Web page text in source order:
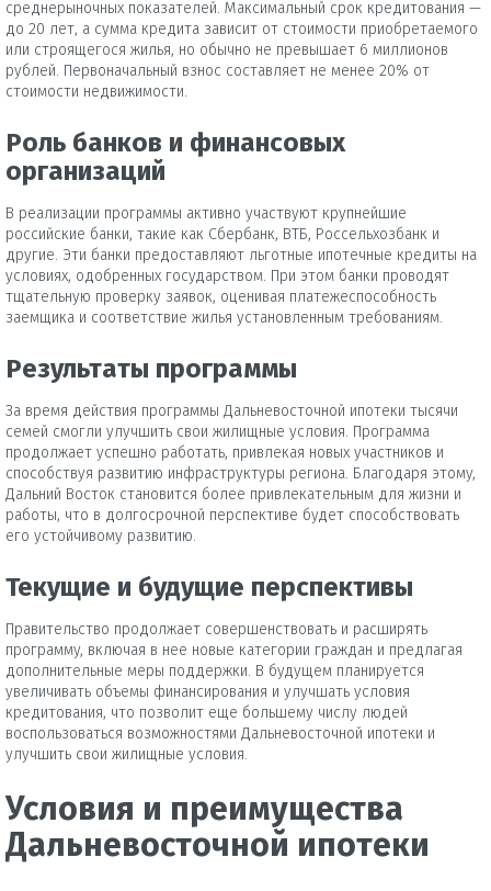
среднерыночных показателей. Максимальный срок кредитования —
до 20 лет, а сумма кредита зависит от стоимости приобретаемого
или строящегося жилья, но обычно не превышает 6 миллионов
рублей. Первоначальный взнос составляет не менее 20% от
стоимости недвижимости.
Роль банков и финансовых
организаций
В реализации программы активно участвуют крупнейшие
российские банки, такие как Сбербанк, ВТБ, Россельхозбанк и
другие. Эти банки предоставляют льготные ипотечные кредиты на
условиях, одобренных государством. При этом банки проводят
тщательную проверку заявок, оценивая платежеспособность
заемщика и соответствие жилья установленным требованиям.
Результаты программы
За время действия программы Дальневосточной ипотеки тысячи
семей смогли улучшить свои жилищные условия. Программа
продолжает успешно работать, привлекая новых участников и
способствуя развитию инфраструктуры региона. Благодаря этому,
Дальний Восток становится более привлекательным для жизни и
работы, что в долгосрочной перспективе будет способствовать
его устойчивому развитию.
Текущие и будущие перспективы
Правительство продолжает совершенствовать и расширять
программу, включая в нее новые категории граждан и предлагая
дополнительные меры поддержки. В будущем планируется
увеличивать объемы финансирования и улучшать условия
кредитования, что позволит еще большему числу людей
воспользоваться возможностями Дальневосточной ипотеки и
улучшить свои жилищные условия.
Условия и преимущества
Дальневосточной ипотеки